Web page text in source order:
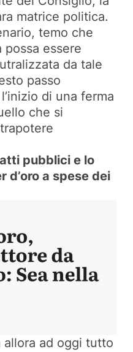
matrice politica.
temo che
possa essere
da tale
passo
di una ferma
che si
pubblici e lo
d’oro a spese dei
allora ad oggi tutto